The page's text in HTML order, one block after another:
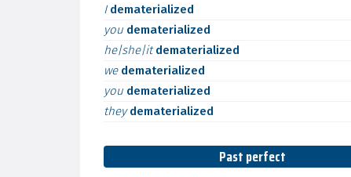
I dematerialized
you dematerialized
he|she|itdematerialized
we dematerialized
you dematerialized
theydematerialized
Past perfect